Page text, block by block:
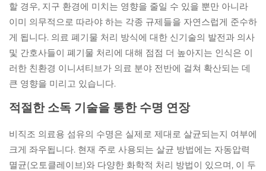
할 경우, 지구 환경에 미치는 영향을 줄일 수 있을 뿐만 아니라
이미 의무적으로 따라야 하는 각종 규제들을 자연스럽게 준수하
게 됩니다. 의료 폐기물 처리 방식에 대한 신기술의 발전과 의사
및 간호사들이 폐기물 처리에 대해 점점 더 높아지는 인식은 이
러한 친환경 이니셔티브가 의료 분야 전반에 걸쳐 확산되는 데
큰 영향을 미리고 있습니다.
적절한 소독 기술을 통한 수명 연장
비직조 의료용 섬유의 수명은 실제로 제대로 살균되는지 여부에
크게 좌우됩니다. 현재 주로 사용되는 살균 방법에는 자동압력
멸균(오토클레이브)와 다양한 화학적 처리 방법이 있으며, 이 두